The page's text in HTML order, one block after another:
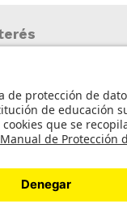
de Los Andes.
y desarrollo por PixelPro